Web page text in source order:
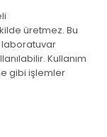
üretmez. Bu
laboratuvar
Kullanım
gibi işlemler